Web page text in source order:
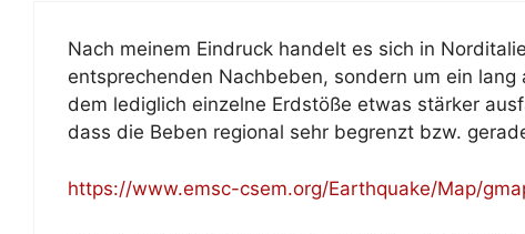
Nach meinem Eindruck handelt es sich in
entsprechenden Nachbeben, sondern um ein
dem lediglich einzelne Erdstöße etwas stärker
dass die Beben regional sehr begrenzt bzw.
https://www.emsc-csem.org/Earthquake/Map/